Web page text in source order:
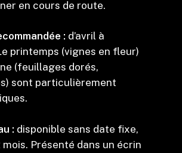
en cours de route.
: d’avril à
printemps (vignes en fleur)
(feuillages dorés,
sont particulièrement
: disponible sans date fixe,
mois. Présenté dans un écrin